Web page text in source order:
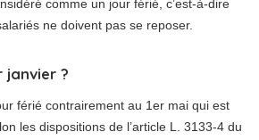
comme un jour férié, c’est-à-dire
ne doivent pas se reposer.
janvier ?
férié contrairement au 1er mai qui est
les dispositions de l’article L. 3133-4 du